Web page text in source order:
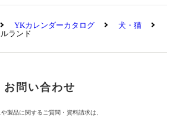
YKカレンダーカタログ
犬・猫
ランド
お問い合わせ
製品に関するご質問・資料請求は、